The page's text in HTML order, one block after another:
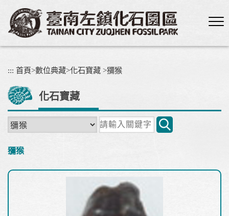
內
::: 首頁>數位典藏>化石寶藏 >獼猴
化石寶藏
關
鍵
獼猴